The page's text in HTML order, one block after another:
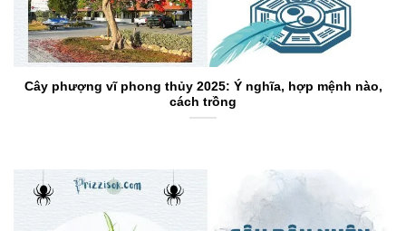
Cây phượng vĩ phong thủy 2025: Ý nghĩa, hợp mệnh nào,
cách trồng